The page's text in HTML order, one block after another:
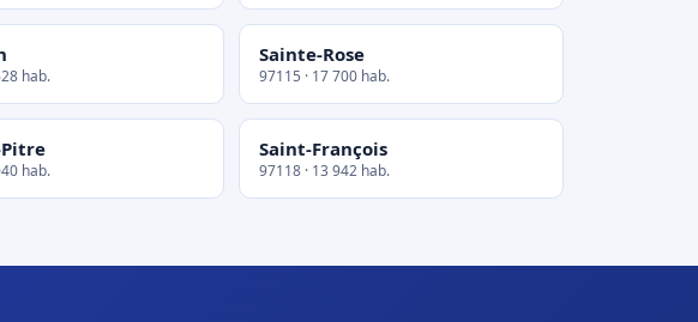
hab.
Sainte-Rose
97115 · 17 700 hab.
hab.
Saint-François
97118 · 13 942 hab.